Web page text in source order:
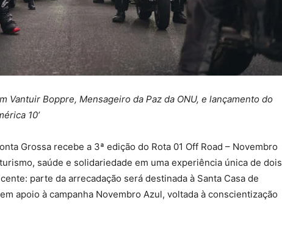
Vantuir Boppre, Mensageiro da Paz da ONU, e lançamento do
10’
Grossa recebe a 3ª edição do Rota 01 Off Road – Novembro
saúde e solidariedade em uma experiência única de dois
parte da arrecadação será destinada à Santa Casa de
apoio à campanha Novembro Azul, voltada à conscientização